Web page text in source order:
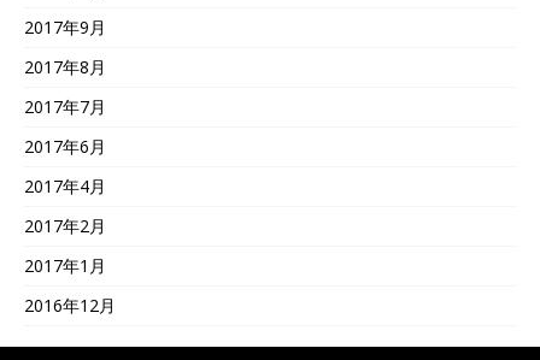
2017年9月
2017年8月
2017年7月
2017年6月
2017年4月
2017年2月
2017年1月
2016年12月